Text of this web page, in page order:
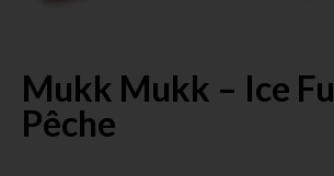
Mukk Mukk – Ice
Pêche